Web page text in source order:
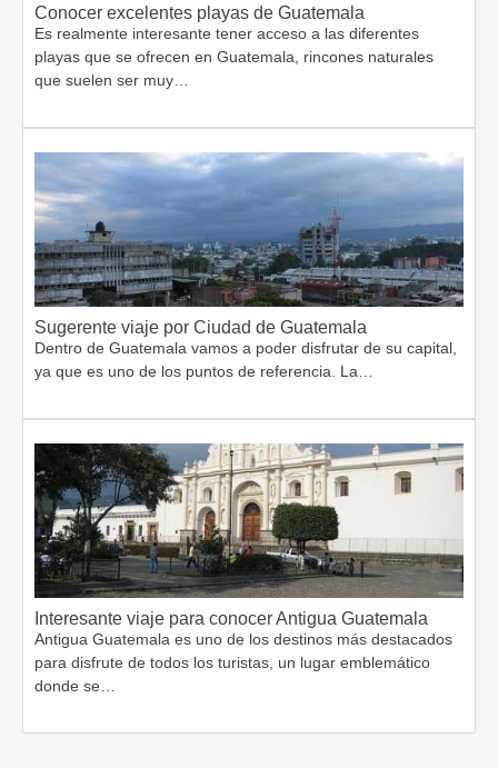
Conocer excelentes playas de Guatemala
Es realmente interesante tener acceso a las diferentes
playas que se ofrecen en Guatemala, rincones naturales
que suelen ser muy…
Sugerente viaje por Ciudad de Guatemala
Dentro de Guatemala vamos a poder disfrutar de su capital,
ya que es uno de los puntos de referencia. La…
Interesante viaje para conocer Antigua Guatemala
Antigua Guatemala es uno de los destinos más destacados
para disfrute de todos los turistas, un lugar emblemático
donde se…